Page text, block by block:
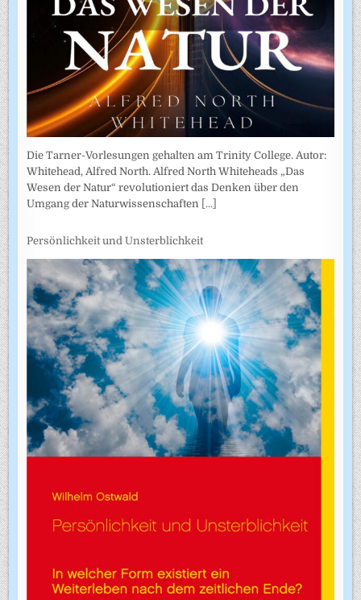
Die Tarner-Vorlesungen gehalten am Trinity College. Autor:
Whitehead, Alfred North. Alfred North Whiteheads „Das
Wesen der Natur“ revolutioniert das Denken über den
Umgang der Naturwissenschaften [...]
Persönlichkeit und Unsterblichkeit